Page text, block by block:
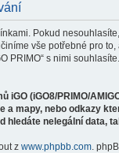
Pokud
vše potřebné pro
PRIMO“ s nimi souhlasíte.
(iGO8/PRIMO/
mapy, nebo odkazy
nelegální data,
z www.phpbb.com.